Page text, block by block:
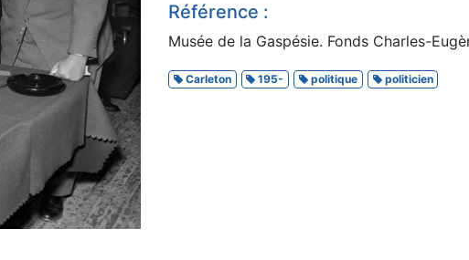
Référence :
Musée de la Gaspésie. Fonds Charles-
Carleton 195- politique politicien